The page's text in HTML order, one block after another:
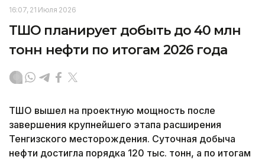
16:07, 21 Июля 2026
ТШО планирует добыть до 40 млн
тонн нефти по итогам 2026 года
ТШО вышел на проектную мощность после
завершения крупнейшего этапа расширения
Тенгизского месторождения. Суточная добыча
нефти достигла порядка 120 тыс. тонн, а по итогам